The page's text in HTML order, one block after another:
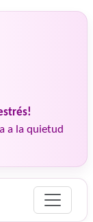
a la quietud